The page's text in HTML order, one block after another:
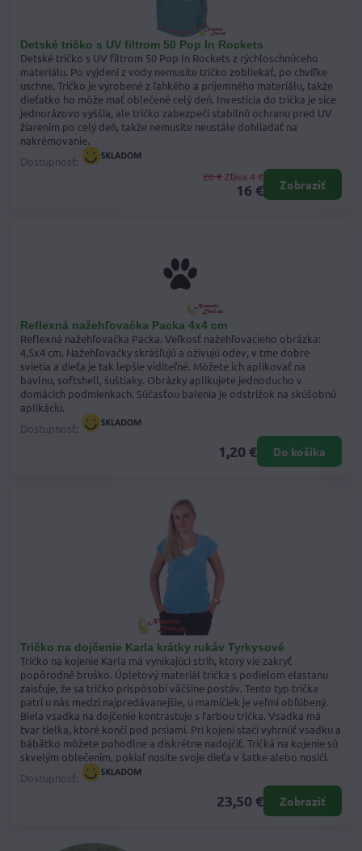
Detské tričko s UV filtrom 50 Pop In Rockets
Detské tričko s UV filtrom 50 Pop In Rockets z rýchloschnúceho
materiálu. Po vyjdení z vody nemusíte tričko zobliekať, po chvíľke
uschne. Tričko je vyrobené z ľahkého a príjemného materiálu, takže
dieťatko ho môže mať oblečené celý deň. Investícia do trička je síce
jednorázovo vyššia, ale tričko zabezpečí stabilnú ochranu pred UV
žiarením po celý deň, takže nemusíte neustále dohliadať na
nakrémovanie.
Dostupnosť:
16 €
20 € Zľava 4 €
Zobraziť
Reflexná nažehľovačka Packa 4x4 cm
Reflexná nažehľovačka Packa. Veľkosť nažehľovacieho obrázka:
4,5x4 cm. Nažehľovačky skrášľujú a oživujú odev, v tme dobre
svietia a dieťa je tak lepšie viditeľné. Môžete ich aplikovať na
bavlnu, softshell, šuštiaky. Obrázky aplikujete jednoducho v
domácich podmienkach. Súčasťou balenia je odstrižok na skúšobnú
aplikáciu.
Dostupnosť:
1,20 € Do košíka
Tričko na dojčenie Karla krátky rukáv Tyrkysové
Tričko na kojenie Karla má vynikajúci strih, ktorý vie zakryť
popôrodné bruško. Úpletový materiál trička s podielom elastanu
zaisťuje, že sa tričko prispôsobí väčšine postáv. Tento typ trička
patrí u nás medzi najpredávanejšie, u mamičiek je veľmi obľúbený.
Biela vsadka na dojčenie kontrastuje s farbou trička. Vsadka má
tvar tielka, ktoré končí pod prsiami. Pri kojení stačí vyhrnúť vsadku a
bábätko môžete pohodlne a diskrétne nadojčiť. Tričká na kojenie sú
skvelým oblečením, pokiaľ nosíte svoje dieťa v šatke alebo nosiči.
Dostupnosť:
23,50 € Zobraziť